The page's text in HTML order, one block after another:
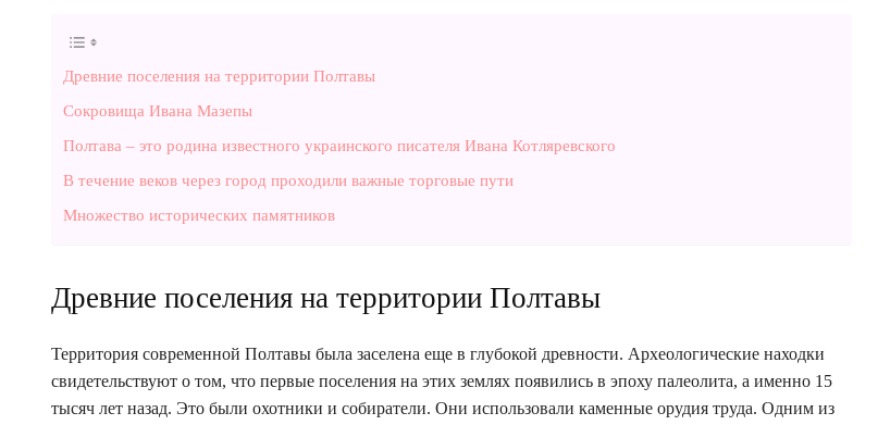
Древние поселения на территории Полтавы
Сокровища Ивана Мазепы
Полтава – это родина известного украинского писателя Ивана Котляревского
В течение веков через город проходили важные торговые пути
Множество исторических памятников
Древние поселения на территории Полтавы
Территория современной Полтавы была заселена еще в глубокой древности. Археологические находки
свидетельствуют о том, что первые поселения на этих землях появились в эпоху палеолита, а именно 15
тысяч лет назад. Это были охотники и собиратели. Они использовали каменные орудия труда. Одним из